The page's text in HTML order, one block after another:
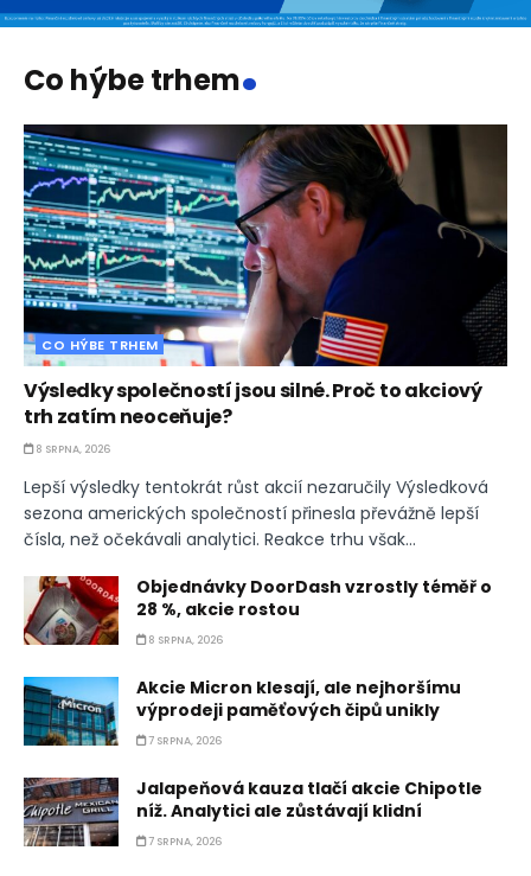
Co hýbe trhem.
CO HÝBE TRHEM
Výsledky společností jsou silné. Proč to akciový
trh zatím neoceňuje?
8 SRPNA, 2026
Lepší výsledky tentokrát růst akcií nezaručily Výsledková
sezona amerických společností přinesla převážně lepší
čísla, než očekávali analytici. Reakce trhu však...
Objednávky DoorDash vzrostly téměř o
28 %, akcie rostou
8 SRPNA, 2026
Akcie Micron klesají, ale nejhoršímu
výprodeji paměťových čipů unikly
7 SRPNA, 2026
Jalapeňová kauza tlačí akcie Chipotle
níž. Analytici ale zůstávají klidní
7 SRPNA, 2026